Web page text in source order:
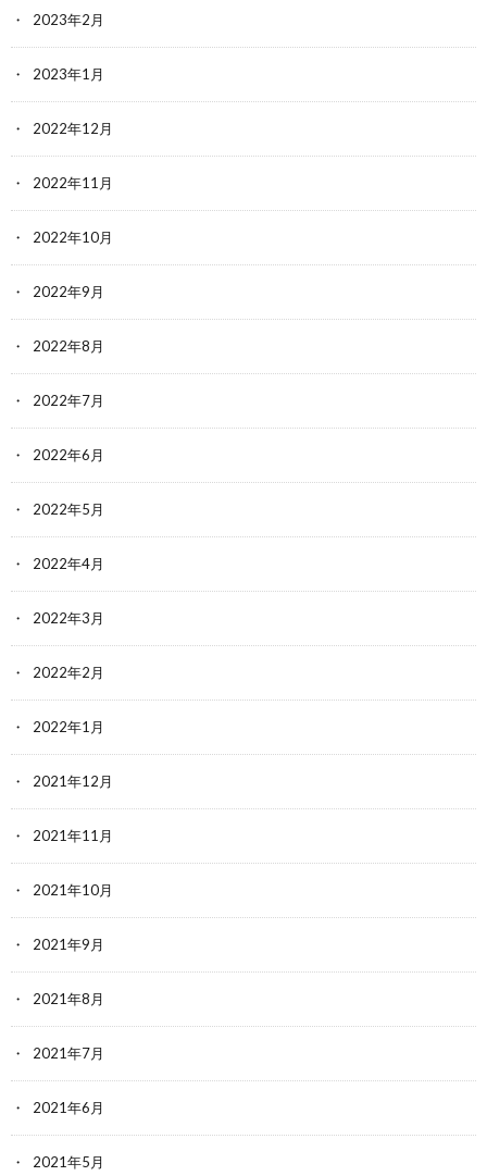
2023年2月
2023年1月
2022年12月
2022年11月
2022年10月
2022年9月
2022年8月
2022年7月
2022年6月
2022年5月
2022年4月
2022年3月
2022年2月
2022年1月
2021年12月
2021年11月
2021年10月
2021年9月
2021年8月
2021年7月
2021年6月
2021年5月